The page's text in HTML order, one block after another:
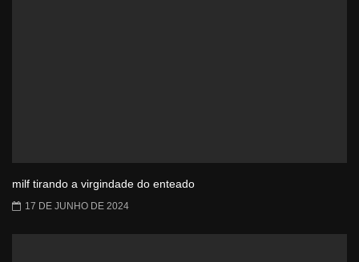
milf tirando a virgindade do enteado
17 DE JUNHO DE 2024